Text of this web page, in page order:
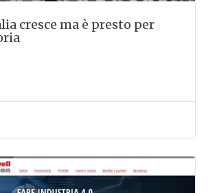
cresce ma è presto per